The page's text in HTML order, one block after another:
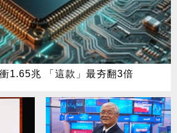
1.65兆 「這款」最夯翻3倍